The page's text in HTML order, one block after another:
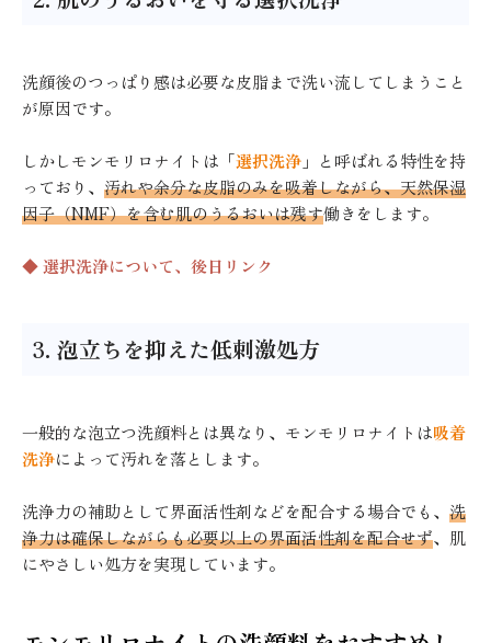
洗顔後のつっぱり感は必要な皮脂まで洗い流してしまうこと
が原因です。
しかしモンモリロナイトは「選択洗浄 」と呼ばれる特性を持
っており、 汚れや余分な皮脂のみを吸着しながら、天然保湿
因子（NMF）を含む肌のうるおいは残す働きをします。
◆ 選択洗浄について、後日リンク
3. 泡立ちを抑えた低刺激処方
一般的な泡立つ洗顔料とは異なり、モンモリロナイトは吸着
洗浄によって汚れを落とします。
洗浄力の補助として界面活性剤などを配合する場合でも、 洗
浄力は確保しながらも必要以上の界面活性剤を配合せず、肌
にやさしい処方を実現しています。